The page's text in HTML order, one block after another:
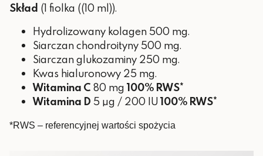
Skład (1 fiolka ((10 ml)).
Hydrolizowany kolagen 500 mg.
Siarczan chondroityny 500 mg.
Siarczan glukozaminy 250 mg.
Kwas hialuronowy 25 mg.
Witamina C 80 mg 100% RWS*
Witamina D 5 µg / 200 IU100% RWS*
*RWS – referencyjnej wartości spożycia